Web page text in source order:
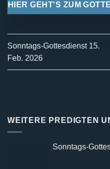
HIER GEHT'S ZUM
Sonntags-Gottesdienst 15.
Feb. 2026
WEITERE PREDIGTEN
Sonntags-